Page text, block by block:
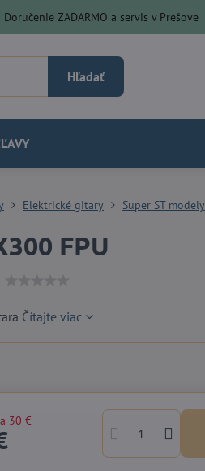
Doručenie ZADARMO a servis v Prešove
Hľadať
Elektrické gitary Super ST modely
FPU
Čítajte viac
30 €